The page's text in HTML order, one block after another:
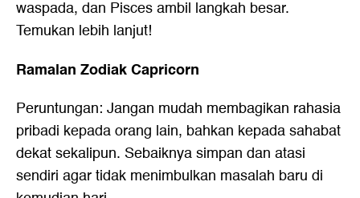
waspada, dan Pisces ambil langkah besar.
Temukan lebih lanjut!
Ramalan Zodiak Capricorn
Peruntungan: Jangan mudah membagikan rahasia
pribadi kepada orang lain, bahkan kepada sahabat
dekat sekalipun. Sebaiknya simpan dan atasi
sendiri agar tidak menimbulkan masalah baru di